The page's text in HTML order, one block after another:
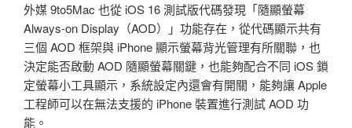
外媒 9to5Mac 也從 iOS 16 測試版代碼發現「隨顯螢幕
Always-on Display（AOD）」功能存在，從代碼顯示共有
三個 AOD 框架與 iPhone 顯示螢幕背光管理有所關聯，也
決定能否啟動 AOD 隨顯螢幕關鍵，也能夠配合不同 iOS 鎖
定螢幕小工具顯示，系統設定內還會有開關，能夠讓 Apple
工程師可以在無法支援的 iPhone 裝置進行測試 AOD 功
能。